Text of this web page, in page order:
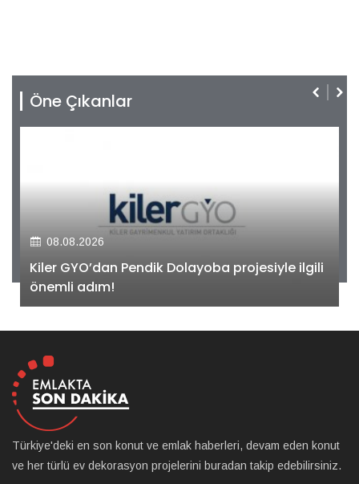
Öne Çıkanlar
08.08.2026
Kiler GYO’dan Pendik Dolayoba projesiyle ilgili
önemli adım!
Türkiye'deki en son konut ve emlak haberleri, devam eden konut
ve her türlü ev dekorasyon projelerini buradan takip edebilirsiniz.